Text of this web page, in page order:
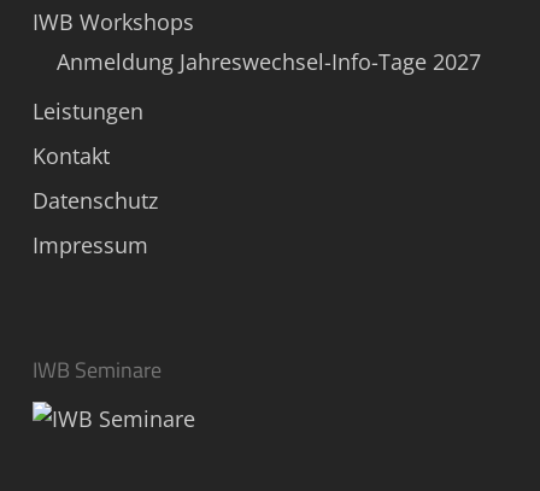
IWB Workshops
Anmeldung Jahreswechsel-Info-Tage 2027
Leistungen
Kontakt
Datenschutz
Impressum
IWB Seminare